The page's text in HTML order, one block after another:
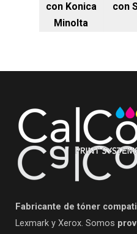
con Konica
Minolta
con
Fabricante de tóner
Lexmark y Xerox. Somos